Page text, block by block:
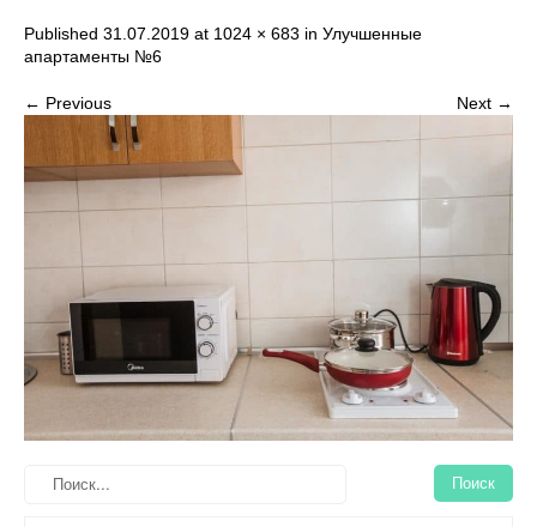
Published 31.07.2019 at 1024 × 683 in Улучшенные
апартаменты №6
← Previous Next →